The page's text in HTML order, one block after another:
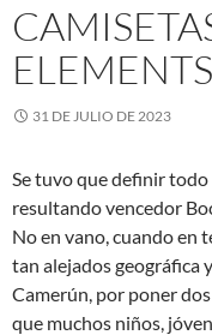
ELEMENTS
31 DE JULIO DE 2023
Se tuvo que definir
resultando vencedor
No en vano, cuando en
tan alejados geográfica
Camerún, por poner
que muchos niños,